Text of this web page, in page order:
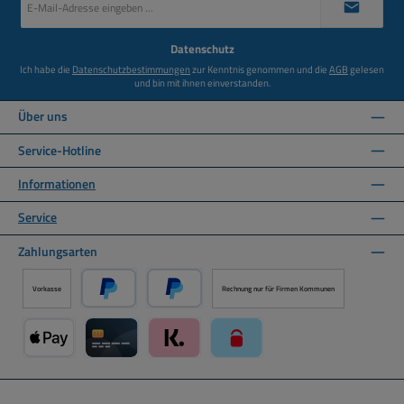
Mail-
Datenschutz
Ich habe die Datenschutzbestimmungenzur Kenntnis genommen und dieAGBgelesen
und bin mit ihnen einverstanden.
Über uns
Service-Hotline
Informationen
Service
Zahlungsarten
Vorkasse
PayPal Später Bezahlen über PayPal
Rechnung nur für Firmen Kommunen